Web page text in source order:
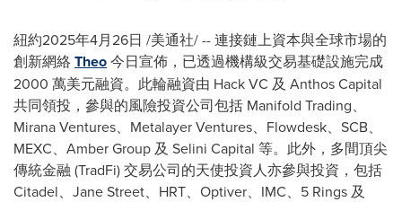
紐約2025年4月26日 /美通社/ -- 連接鏈上資本與全球市場的
創新網絡 Theo今日宣佈，已透過機構級交易基礎設施完成
2000 萬美元融資。此輪融資由 Hack VC 及 Anthos Capital
共同領投，參與的風險投資公司包括 Manifold Trading、
Mirana Ventures、Metalayer Ventures、Flowdesk、SCB、
MEXC、Amber Group 及 Selini Capital 等。此外，多間頂尖
傳統金融 (TradFi) 交易公司的天使投資人亦參與投資，包括
Citadel、Jane Street、HRT、Optiver、IMC、5 Rings 及